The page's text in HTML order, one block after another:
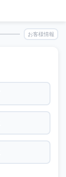
お客様情報